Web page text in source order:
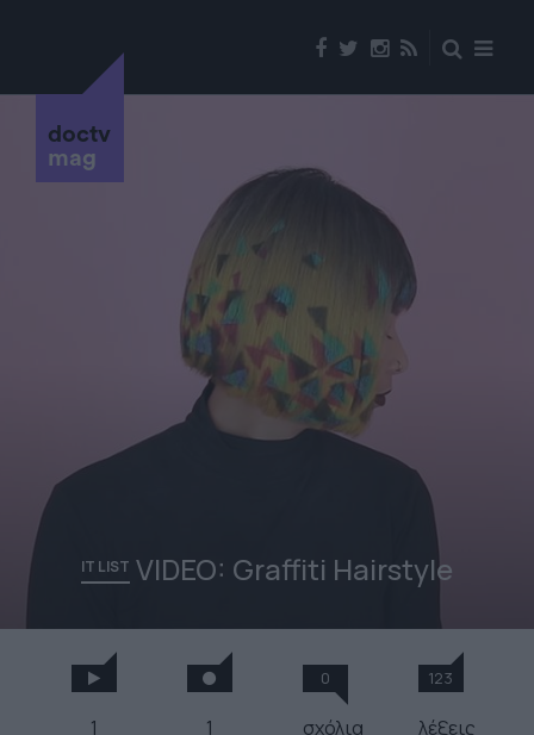
doctv
mag
IT LIST VIDEO: Graffiti Hairstyle
1 1
0
σχόλια
123
λέξεις